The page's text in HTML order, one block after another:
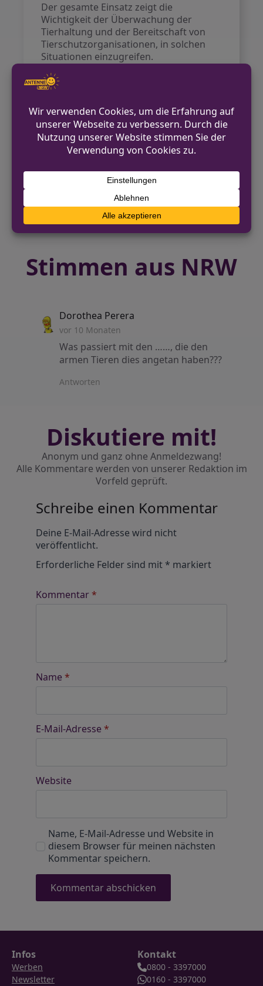
Der gesamte Einsatz zeigt die
Wichtigkeit der Überwachung der
Tierhaltung und der Bereitschaft von
Tierschutzorganisationen, in solchen
Situationen einzugreifen.
Quelle:
VORHERIGER BEITRAG
Auto fährt in Ladenlokal in Krefeld: Glück im
Unglück
Allianz Kölner Sport fordert von der Stadt
dringende Maßnahmen
Stimmen aus NRW
Dorothea Pererasays:
vor 10 Monaten
Was passiert mit den ……, die den
armen Tieren dies angetan haben???
Antworten
Diskutiere mit!
Anonym und ganz ohne Anmeldezwang!
Alle Kommentare werden von unserer Redaktion im
Vorfeld geprüft.
Schreibe einen Kommentar
Deine E-Mail-Adresse wird nicht
veröffentlicht.
Erforderliche Felder sind mit* markiert
Kommentar*
Name *
E-Mail-Adresse *
Website
Name, E-Mail-Adresse und Website in
diesem Browser für meinen nächsten
Kommentar speichern.
Infos
Werben
Newsletter
Kontakt
0800 - 3397000
0160 - 3397000